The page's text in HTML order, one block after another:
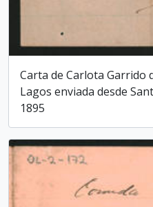
Carta de Carlota Garrido
Lagos enviada desde
1895